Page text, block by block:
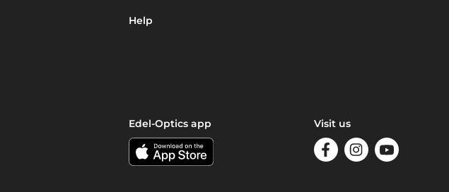
Help
Edel-Optics app Visit us